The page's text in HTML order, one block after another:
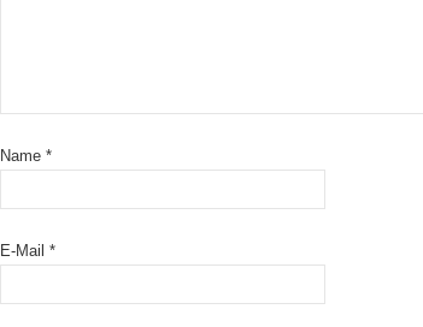
Name *
E-Mail *